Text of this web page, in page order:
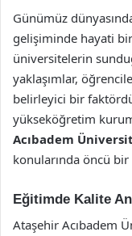
Günümüz
gelişiminde hayati
üniversitelerin
yaklaşımlar,
belirleyici bir
yükseköğretim
Acıbadem
konularında öncü
Eğitimde Kalite
Ataşehir Acıbadem